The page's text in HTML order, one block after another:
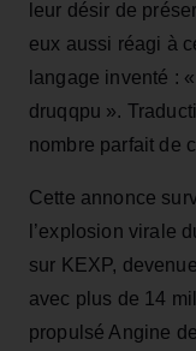
leur désir de
eux aussi réagi à
langage inventé :
druqqpu ».
nombre parfait de
Cette annonce
l’explosion virale
sur KEXP,
avec plus de 14
propulsé Angine